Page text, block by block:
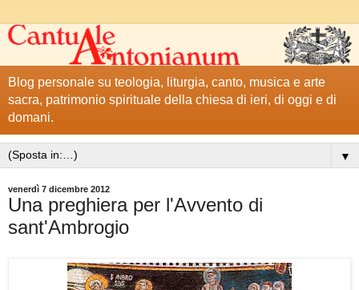
Blog personale su teologia, liturgia, canto, musica e arte
sacra, patrimonio spirituale della chiesa di ieri, di oggi e di
domani.
▼
venerdì 7 dicembre 2012
Una preghiera per l'Avvento di
sant'Ambrogio